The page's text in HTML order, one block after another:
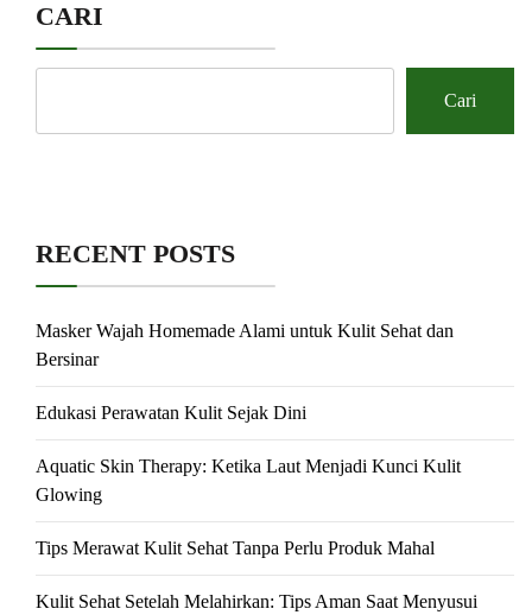
CARI
Cari
RECENT POSTS
Masker Wajah Homemade Alami untuk Kulit Sehat dan
Bersinar
Edukasi Perawatan Kulit Sejak Dini
Aquatic Skin Therapy: Ketika Laut Menjadi Kunci Kulit
Glowing
Tips Merawat Kulit Sehat Tanpa Perlu Produk Mahal
Kulit Sehat Setelah Melahirkan: Tips Aman Saat Menyusui